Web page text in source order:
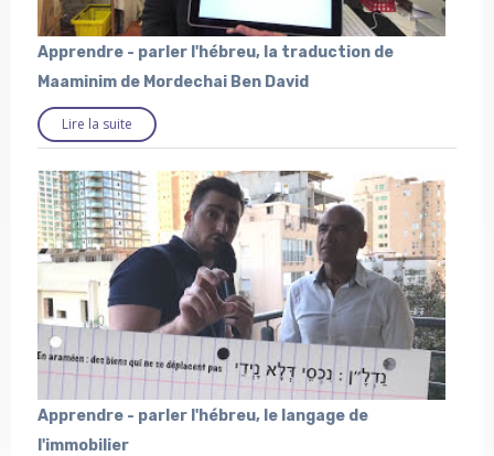
Apprendre - parler l'hébreu, la traduction de
Maaminim de Mordechai Ben David
Lire la suite
Apprendre - parler l'hébreu, le langage de
l'immobilier